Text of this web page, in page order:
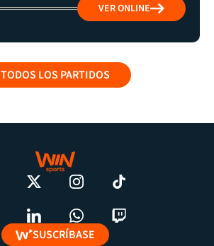
VER ONLINE
TODOS LOS PARTIDOS
SUSCRÍBASE